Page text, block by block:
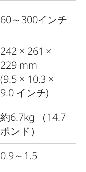
60～300インチ
242 × 261 ×
229 mm
(9.5 × 10.3 ×
9.0 インチ)
約6.7kg （14.7
ポンド）
0.9～ 1.5